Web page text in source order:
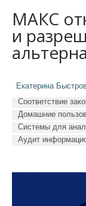
МАКС
и
Екатерина
Соответствие
Домашние
Системы для
Аудит